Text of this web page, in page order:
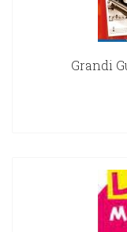
Grandi